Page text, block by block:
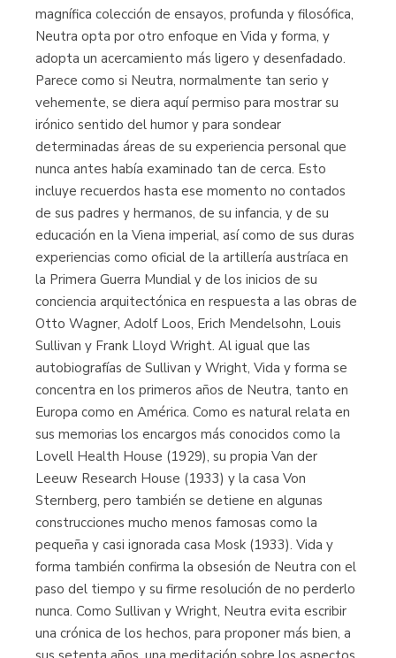
magnífica colección de ensayos, profunda y filosófica,
Neutra opta por otro enfoque en Vida y forma, y
adopta un acercamiento más ligero y desenfadado.
Parece como si Neutra, normalmente tan serio y
vehemente, se diera aquí permiso para mostrar su
irónico sentido del humor y para sondear
determinadas áreas de su experiencia personal que
nunca antes había examinado tan de cerca. Esto
incluye recuerdos hasta ese momento no contados
de sus padres y hermanos, de su infancia, y de su
educación en la Viena imperial, así como de sus duras
experiencias como oficial de la artillería austríaca en
la Primera Guerra Mundial y de los inicios de su
conciencia arquitectónica en respuesta a las obras de
Otto Wagner, Adolf Loos, Erich Mendelsohn, Louis
Sullivan y Frank Lloyd Wright. Al igual que las
autobiografías de Sullivan y Wright, Vida y forma se
concentra en los primeros años de Neutra, tanto en
Europa como en América. Como es natural relata en
sus memorias los encargos más conocidos como la
Lovell Health House (1929), su propia Van der
Leeuw Research House (1933) y la casa Von
Sternberg, pero también se detiene en algunas
construcciones mucho menos famosas como la
pequeña y casi ignorada casa Mosk (1933). Vida y
forma también confirma la obsesión de Neutra con el
paso del tiempo y su firme resolución de no perderlo
nunca. Como Sullivan y Wright, Neutra evita escribir
una crónica de los hechos, para proponer más bien, a